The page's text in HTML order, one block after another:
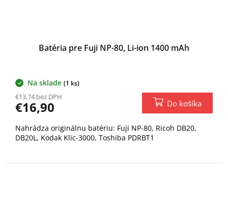
Batéria pre Fuji NP-80, Li-ion 1400 mAh
Na sklade (1 ks)
€13,74 bez DPH
€16,90 Do košíka
Nahrádza originálnu batériu: Fuji NP-80, Ricoh DB20,
DB20L, Kodak Klic-3000, Toshiba PDRBT1